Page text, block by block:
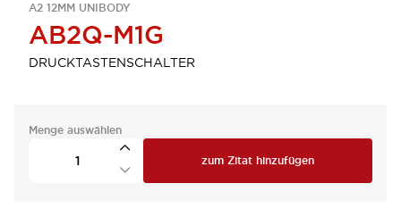
A2 12MM UNIBODY
AB2Q-M1G
DRUCKTASTENSCHALTER
Menge auswählen
zum Zitat hinzufügen